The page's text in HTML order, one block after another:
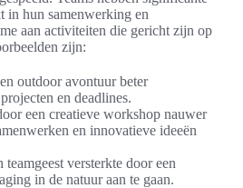
in hun samenwerking en
aan activiteiten die gericht zijn op
zijn:
outdoor avontuur beter
en deadlines.
een creatieve workshop nauwer
en innovatieve ideeën
versterkte door een
in de natuur aan te gaan.